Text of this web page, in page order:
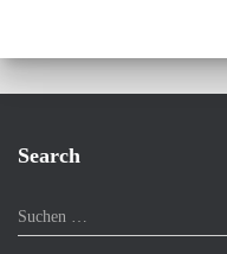
Search
S
u
Suchen …